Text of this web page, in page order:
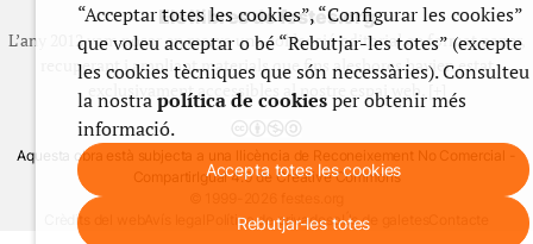
Els llibres de festes.org
L’any 2012 vam posar en marxa una col·lecció editorial en format paper,
recuperant i ampliant materials que fins aleshores havien estat
exclusivament accessibles al nostre espai web. [+]
Aquesta obra està subjecta a una llicència de Reconeixement No Comercial -
CompartirIgual 4.0 de Creative Commons
Crèdits del web
Política de privadesaÚs de galetes
“Acceptar totes les cookies”, “Configurar les cookies”
que voleu acceptar o bé “Rebutjar-les totes” (excepte
les cookies tècniques que són necessàries). Consulteu
la nostrapolítica de cookiesper obtenir més
informació.
Accepta totes les cookies
Rebutjar-les totes